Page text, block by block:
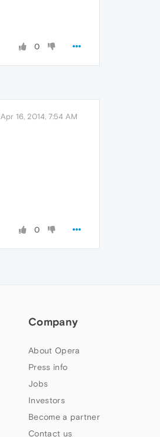
0
Apr 16, 2014, 7:54 AM
0
Company
About Opera
Press info
Jobs
Investors
Become a partner
Contact us